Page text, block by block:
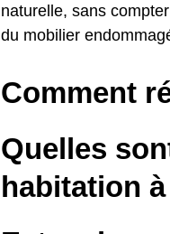
naturelle, sans
du mobilier
Comment
Quelles
habitation